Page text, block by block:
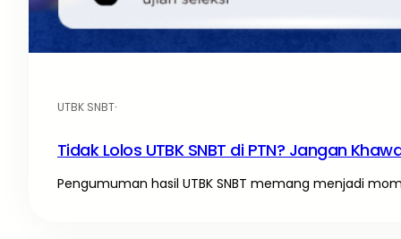
UTBK SNBT·
Tidak Lolos UTBK SNBT di PTN? Jangan
Pengumuman hasil UTBK SNBT memang menjadi